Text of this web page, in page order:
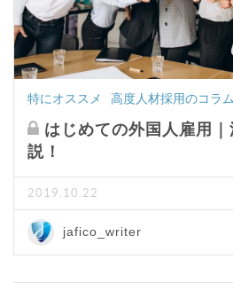
特にオススメ 高度人材採用のコラム
はじめての外国人雇用
説！
2019.10.22
jafico_writer